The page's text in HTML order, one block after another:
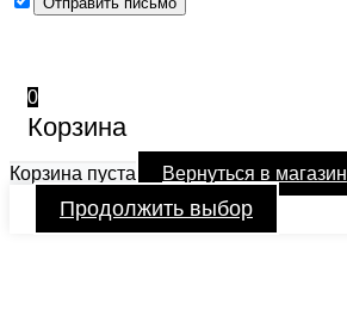
0
Корзина
Корзина пуста Вернуться в магазин
Продолжить выбор